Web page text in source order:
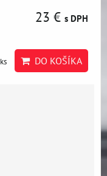
23 € s DPH
ks DO KOŠÍKA